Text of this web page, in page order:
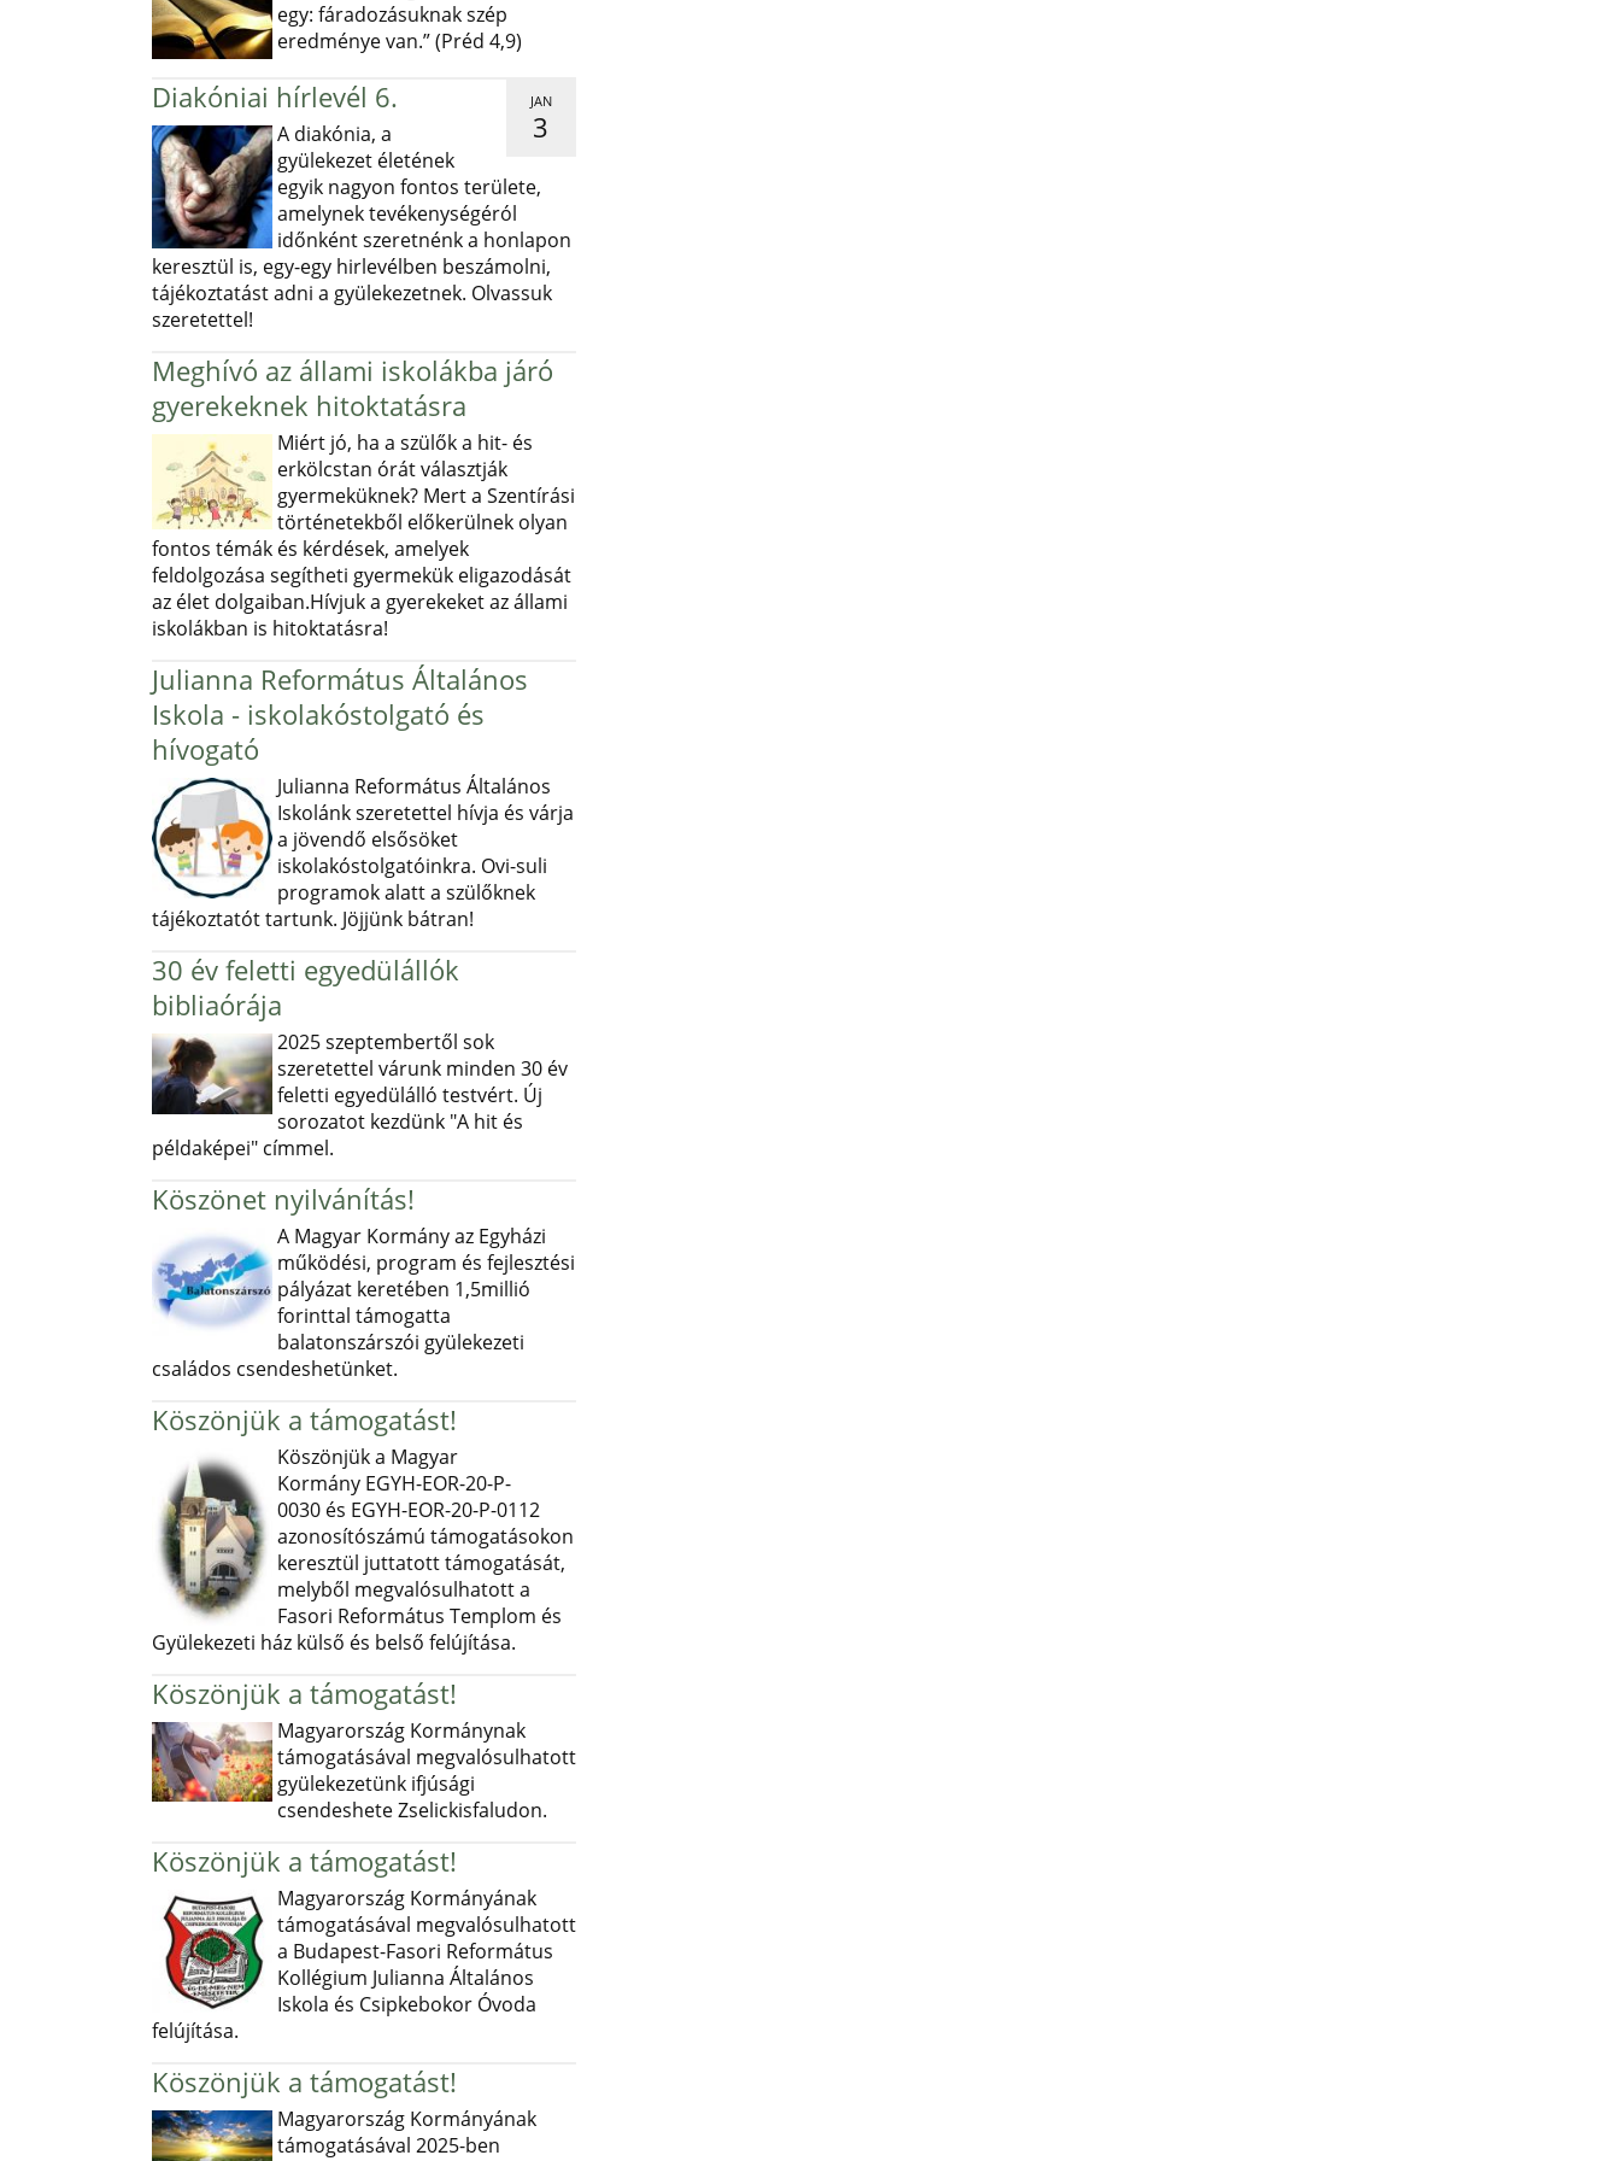
egy: fáradozásuknak szép
eredménye van.” (Préd 4,9)
JAN
3
Diakóniai hírlevél 6.
A diakónia, a
gyülekezet életének
egyik nagyon fontos területe,
amelynek tevékenységéról
időnként szeretnénk a honlapon
keresztül is, egy-egy hirlevélben beszámolni,
tájékoztatást adni a gyülekezetnek. Olvassuk
szeretettel!
Meghívó az állami iskolákba járó
gyerekeknek hitoktatásra
Miért jó, ha a szülők a hit- és
erkölcstan órát választják
gyermeküknek? Mert a Szentírási
történetekből előkerülnek olyan
fontos témák és kérdések, amelyek
feldolgozása segítheti gyermekük eligazodását
az élet dolgaiban.Hívjuk a gyerekeket az állami
iskolákban is hitoktatásra!
Julianna Református Általános
Iskola - iskolakóstolgató és
hívogató
Julianna Református Általános
Iskolánk szeretettel hívja és várja
a jövendő elsősöket
iskolakóstolgatóinkra. Ovi-suli
programok alatt a szülőknek
tájékoztatót tartunk. Jöjjünk bátran!
30 év feletti egyedülállók
bibliaórája
2025 szeptembertől sok
szeretettel várunk minden 30 év
feletti egyedülálló testvért. Új
sorozatot kezdünk "A hit és
példaképei" címmel.
Köszönet nyilvánítás!
A Magyar Kormány az Egyházi
működési, program és fejlesztési
pályázat keretében 1,5millió
forinttal támogatta
balatonszárszói gyülekezeti
családos csendeshetünket.
Köszönjük a támogatást!
Köszönjük a Magyar
Kormány EGYH-EOR-20-P-
0030 és EGYH-EOR-20-P-0112
azonosítószámú támogatásokon
keresztül juttatott támogatását,
melyből megvalósulhatott a
Fasori Református Templom és
Gyülekezeti ház külső és belső felújítása.
Köszönjük a támogatást!
Magyarország Kormánynak
támogatásával megvalósulhatott
gyülekezetünk ifjúsági
csendeshete Zselickisfaludon.
Köszönjük a támogatást!
Magyarország Kormányának
támogatásával megvalósulhatott
a Budapest-Fasori Református
Kollégium Julianna Általános
Iskola és Csipkebokor Óvoda
felújítása.
Köszönjük a támogatást!
Magyarország Kormányának
támogatásával 2025-ben